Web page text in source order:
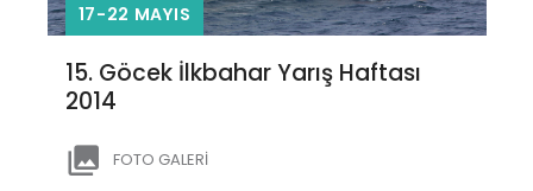
17-22 MAYIS
15. Göcek İlkbahar Yarış Haftası
2014
FOTO GALERİ